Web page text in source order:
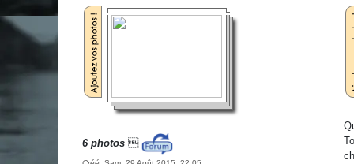
6 photos